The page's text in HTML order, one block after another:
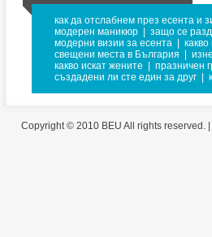
как да отслабнем през есента и
модерен маникюр
защо се
модерни визии за есента
свещени места в България
какво искат жените
празничен
създадени ли сте един за друг
Copyright © 2010 BEU All rights reserved. |